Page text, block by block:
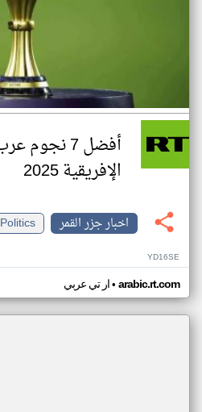
أفضل 7
الإفريقية 2025
اخبار جزر القمر
Politics
YD16SE
ار تي عربي• arabic.rt.com